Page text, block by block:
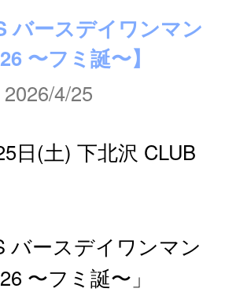
バースデイワンマン
〜フミ誕〜】
4/25
日(土) 下北沢 CLUB
バースデイワンマン
〜フミ誕〜」